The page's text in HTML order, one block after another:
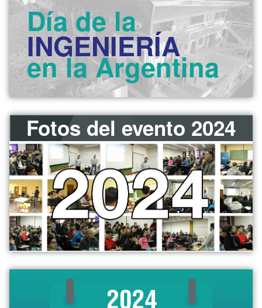
Día de la
INGENIERÍA
en la Argentina
Fotos del evento 2024